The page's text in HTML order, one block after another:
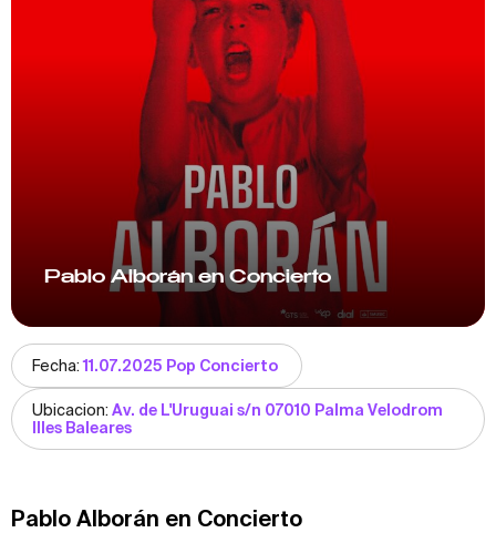
Pablo Alborán en Concierto
Fecha:11.07.2025 Pop Concierto
Ubicacion: Av. de L'Uruguai s/n 07010 Palma Velodrom
Illes Baleares
Pablo Alborán en Concierto